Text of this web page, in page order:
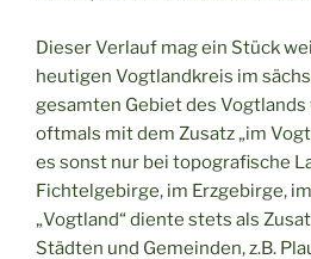
Dieser Verlauf mag ein Stück
heutigen Vogtlandkreis im
gesamten Gebiet des
oftmals mit dem Zusatz „im
es sonst nur bei topografische
Fichtelgebirge, im Erzgebirge,
„Vogtland“ diente stets als
Städten und Gemeinden, z.B.